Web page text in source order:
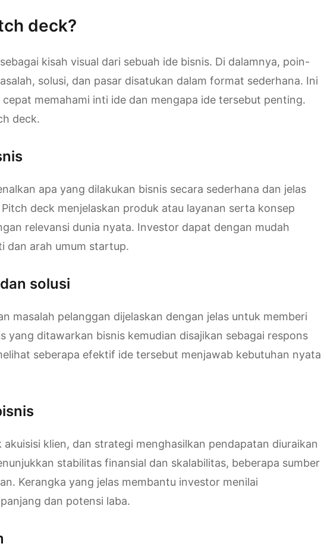
deck?
kisah visual dari sebuah ide bisnis. Di dalamnya, poin-
solusi, dan pasar disatukan dalam format sederhana. Ini
memahami inti ide dan mengapa ide tersebut penting.
deck.
apa yang dilakukan bisnis secara sederhana dan jelas
deck menjelaskan produk atau layanan serta konsep
relevansi dunia nyata. Investor dapat dengan mudah
dan arah umum startup.
solusi
masalah pelanggan dijelaskan dengan jelas untuk memberi
yang ditawarkan bisnis kemudian disajikan sebagai respons
seberapa efektif ide tersebut menjawab kebutuhan nyata
klien, dan strategi menghasilkan pendapatan diuraikan
stabilitas finansial dan skalabilitas, beberapa sumber
Kerangka yang jelas membantu investor menilai
dan potensi laba.